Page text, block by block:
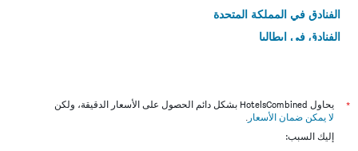
الفنادق في المملكة المتحدة
الفنادق في إيطاليا
*
يحاول HotelsCombined بشكل دائم الحصول على الأسعار الدقيقة، ولكن
لا يمكن ضمان الأسعار .
إليك السبب: